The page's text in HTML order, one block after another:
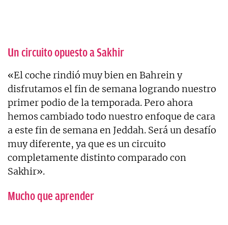
Un circuito opuesto a Sakhir
«El coche rindió muy bien en Bahrein y
disfrutamos el fin de semana logrando nuestro
primer podio de la temporada. Pero ahora
hemos cambiado todo nuestro enfoque de cara
a este fin de semana en Jeddah. Será un desafío
muy diferente, ya que es un circuito
completamente distinto comparado con
Sakhir».
Mucho que aprender